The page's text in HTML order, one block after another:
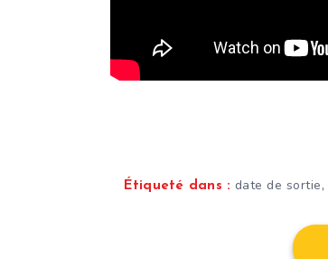
Étiqueté dans : date de sortie,